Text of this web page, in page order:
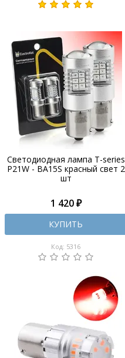
Светодиодная лампа T-series
P21W - BA15S красный свет 2
шт
1 420 ₽
КУПИТЬ
Код: 5316